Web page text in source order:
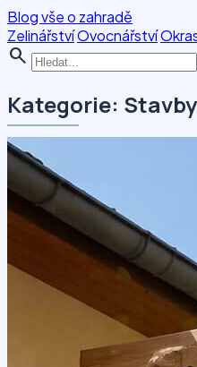
Blog vše o zahradě
ZelinářstvíOvocnářství
search
Kategorie: Stavby